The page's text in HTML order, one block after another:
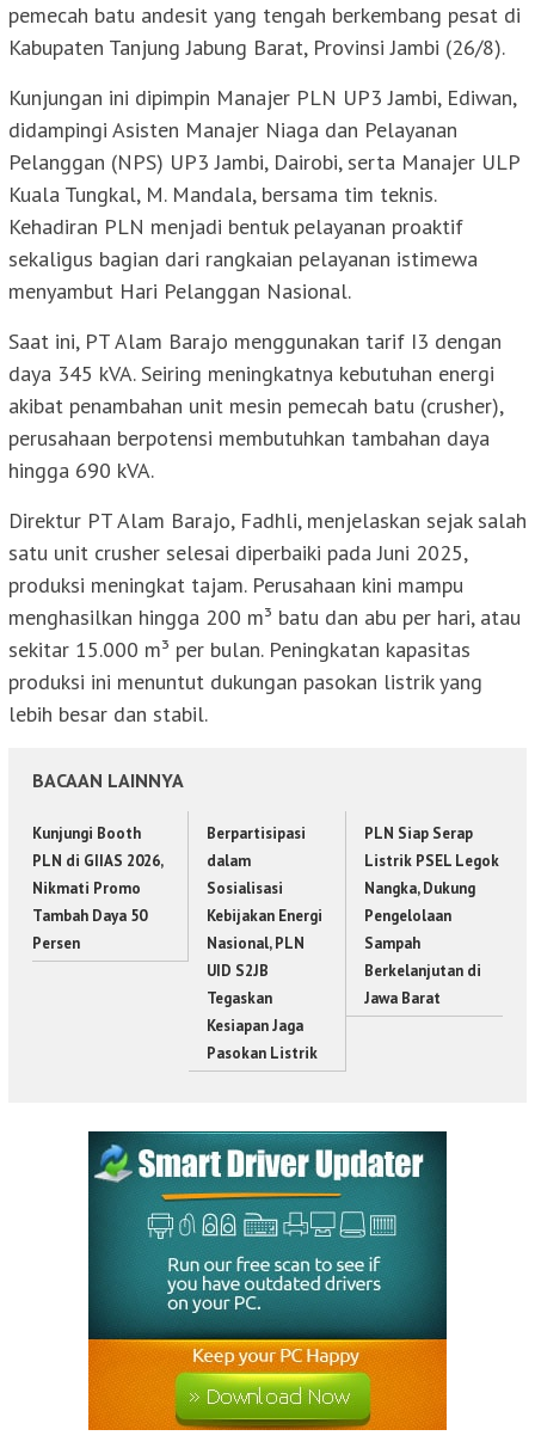
pemecah batu andesit yang tengah berkembang pesat di
Kabupaten Tanjung Jabung Barat, Provinsi Jambi (26/8).
Kunjungan ini dipimpin Manajer PLN UP3 Jambi, Ediwan,
didampingi Asisten Manajer Niaga dan Pelayanan
Pelanggan (NPS) UP3 Jambi, Dairobi, serta Manajer ULP
Kuala Tungkal, M. Mandala, bersama tim teknis.
Kehadiran PLN menjadi bentuk pelayanan proaktif
sekaligus bagian dari rangkaian pelayanan istimewa
menyambut Hari Pelanggan Nasional.
Saat ini, PT Alam Barajo menggunakan tarif I3 dengan
daya 345 kVA. Seiring meningkatnya kebutuhan energi
akibat penambahan unit mesin pemecah batu (crusher),
perusahaan berpotensi membutuhkan tambahan daya
hingga 690 kVA.
Direktur PT Alam Barajo, Fadhli, menjelaskan sejak salah
satu unit crusher selesai diperbaiki pada Juni 2025,
produksi meningkat tajam. Perusahaan kini mampu
menghasilkan hingga 200 m³ batu dan abu per hari, atau
sekitar 15.000 m³ per bulan. Peningkatan kapasitas
produksi ini menuntut dukungan pasokan listrik yang
lebih besar dan stabil.
BACAAN LAINNYA
Kunjungi Booth
PLN di GIIAS 2026,
Nikmati Promo
Tambah Daya 50
Persen
Berpartisipasi
dalam
Sosialisasi
Kebijakan Energi
Nasional, PLN
UID S2JB
Tegaskan
Kesiapan Jaga
Pasokan Listrik
PLN Siap Serap
Listrik PSEL Legok
Nangka, Dukung
Pengelolaan
Sampah
Berkelanjutan di
Jawa Barat